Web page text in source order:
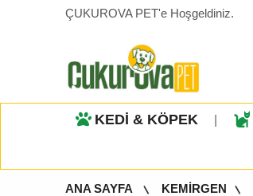
ÇUKUROVA PET'e Hoşgeldiniz.
KEDİ & KÖPEK
ANA SAYFA KEMİRGEN